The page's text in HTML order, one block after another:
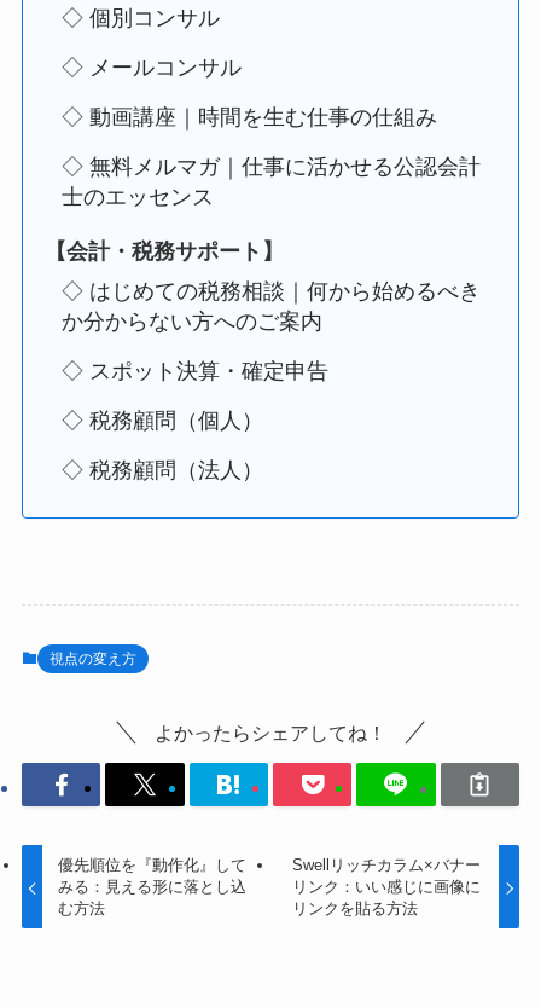
◇ 個別コンサル
◇ メールコンサル
◇ 動画講座｜時間を生む仕事の仕組み
◇ 無料メルマガ｜仕事に活かせる公認会計
士のエッセンス
【会計・税務サポート】
◇ はじめての税務相談｜何から始めるべき
か分からない方へのご案内
◇ スポット決算・確定申告
◇ 税務顧問（個人）
◇ 税務顧問（法人）
視点の変え方
よかったらシェアしてね！
優先順位を『動作化』して
みる：見える形に落とし込
む方法
Swellリッチカラム×バナー
リンク：いい感じに画像に
リンクを貼る方法